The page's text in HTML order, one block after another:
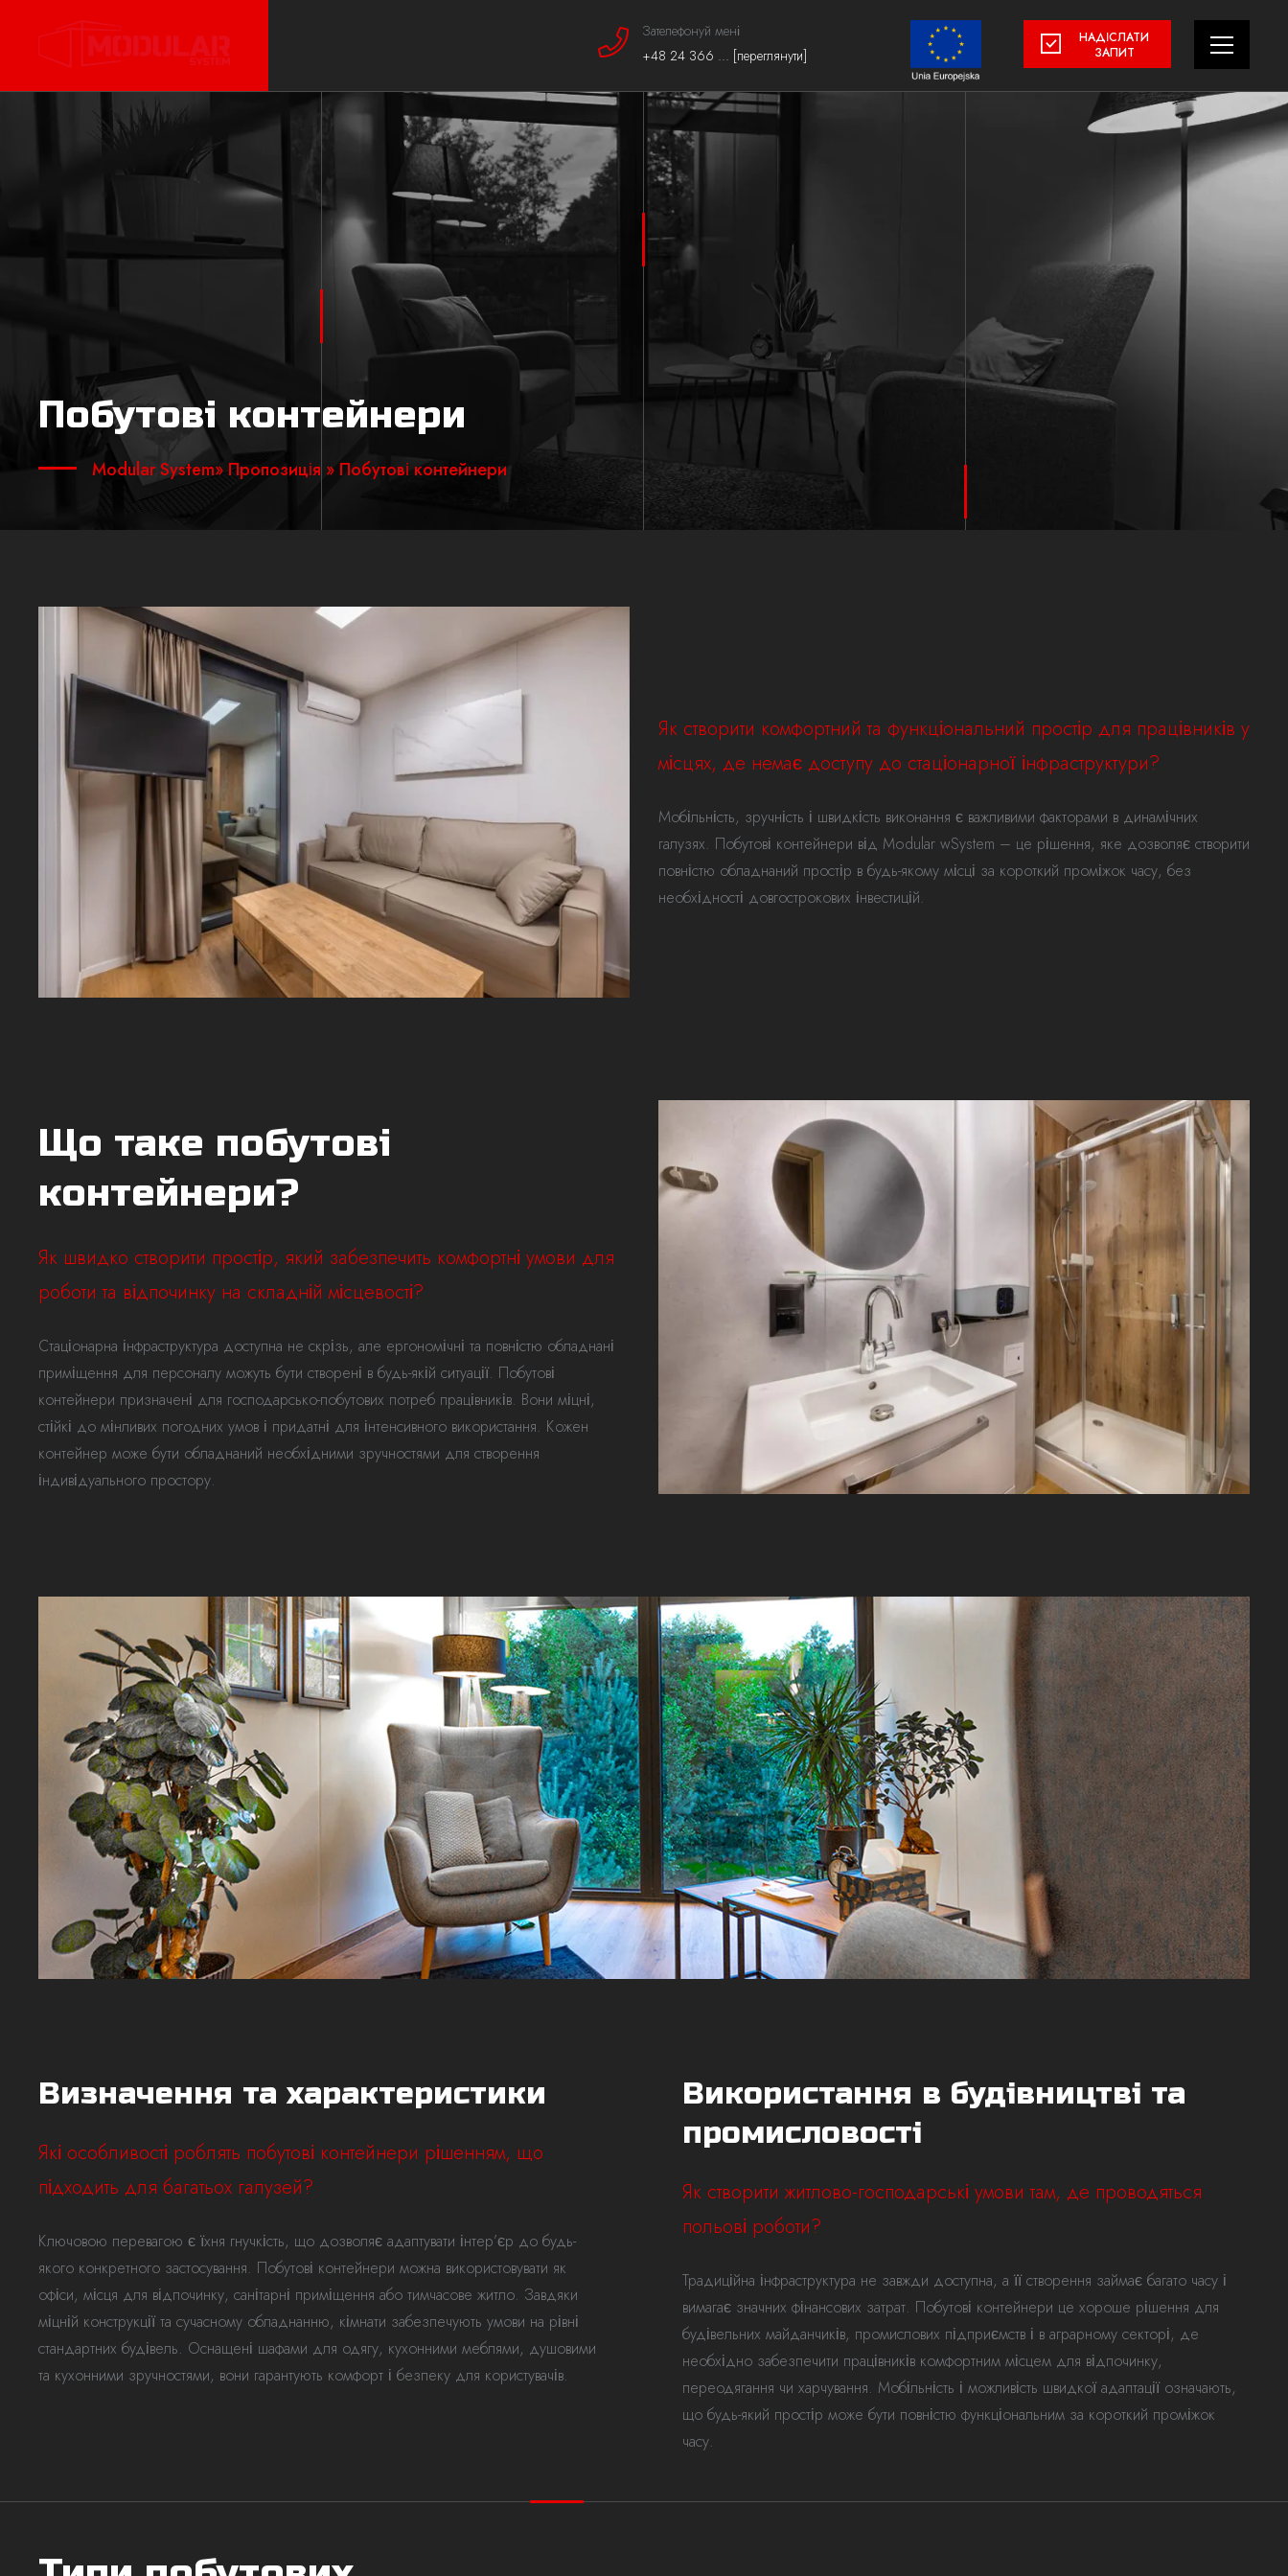
Зателефонуй мені
+48 24 366 ... [переглянути]
НАДІСЛАТИ
ЗАПИТ
Побутові контейнери
Modular System» Пропозиція » Побутові контейнери
Як створити комфортний та функціональний простір для працівників у
місцях, де немає доступу до стаціонарної інфраструктури?
Мобільність, зручність і швидкість виконання є важливими факторами в динамічних
галузях. Побутові контейнери від Modular wSystem – це рішення, яке дозволяє створити
повністю обладнаний простір в будь-якому місці за короткий проміжок часу, без
необхідності довгострокових інвестицій.
Що таке побутові
контейнери?
Як швидко створити простір, який забезпечить комфортні умови для
роботи та відпочинку на складній місцевості?
Стаціонарна інфраструктура доступна не скрізь, але ергономічні та повністю обладнані
приміщення для персоналу можуть бути створені в будь-якій ситуації. Побутові
контейнери призначені для господарсько-побутових потреб працівників. Вони міцні,
стійкі до мінливих погодних умов і придатні для інтенсивного використання. Кожен
контейнер може бути обладнаний необхідними зручностями для створення
індивідуального простору.
Визначення та характеристики
Які особливості роблять побутові контейнери рішенням, що
підходить для багатьох галузей?
Ключовою перевагою є їхня гнучкість, що дозволяє адаптувати інтер’єр до будь-
якого конкретного застосування. Побутові контейнери можна використовувати як
офіси, місця для відпочинку, санітарні приміщення або тимчасове житло. Завдяки
міцній конструкції та сучасному обладнанню, кімнати забезпечують умови на рівні
стандартних будівель. Оснащені шафами для одягу, кухонними меблями, душовими
та кухонними зручностями, вони гарантують комфорт і безпеку для користувачів.
Використання в будівництві та
промисловості
Як створити житлово-господарські умови там, де проводяться
польові роботи?
Традиційна інфраструктура не завжди доступна, а її створення займає багато часу і
вимагає значних фінансових затрат. Побутові контейнери це хороше рішення для
будівельних майданчиків, промислових підприємств і в аграрному секторі, де
необхідно забезпечити працівників комфортним місцем для відпочинку,
переодягання чи харчування. Мобільність і можливість швидкої адаптації означають,
що будь-який простір може бути повністю функціональним за короткий проміжок
часу.